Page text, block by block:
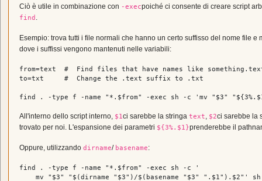
Ciò è utile in combinazione con -execpoiché ci consente di creare script
find .
Esempio: trova tutti i file normali che hanno un certo suffisso del nome file
dove i suffissi vengono mantenuti nelle variabili:
from=text #  Find files that have names like
to=txt #  Change the .text suffix to .txt
find . -type f -name "*. $from" -exec sh -c 'mv "$3"
All'interno dello script interno, $1ci sarebbe la stringa text, $2ci sarebbe la
trovato per noi. L'espansione dei parametri ${3%.$1}prenderebbe il
Oppure, utilizzando dirname/ basename:
find . -type f -name "*. $from" -exec sh -c
'
    mv "$3" "$(dirname "$3")/$(basename "$3" ".$1").$2"'